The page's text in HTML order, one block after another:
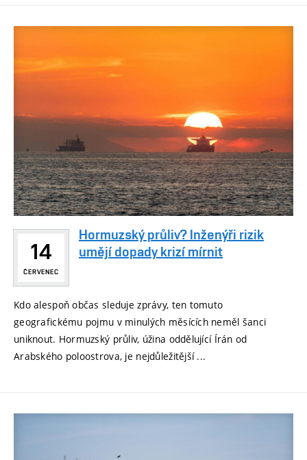
14
ČERVENEC
Hormuzský průliv? Inženýři rizik
umějí dopady krizí mírnit
Kdo alespoň občas sleduje zprávy, ten tomuto
geografickému pojmu v minulých měsících neměl šanci
uniknout. Hormuzský průliv, úžina oddělující Írán od
Arabského poloostrova, je nejdůležitější ...